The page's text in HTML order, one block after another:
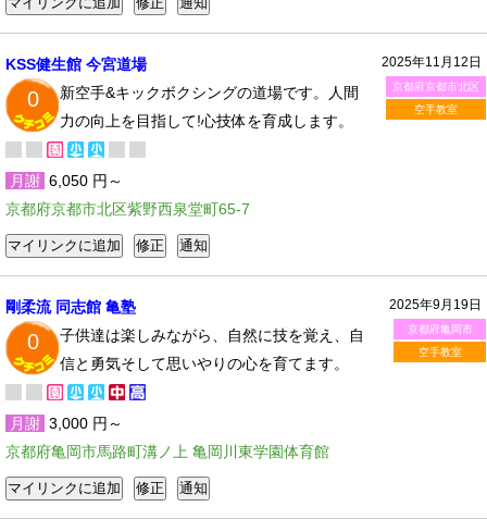
2025年11月12日
京都府京都市北区
空手教室
KSS健生館 今宮道場
0
新空手&キックボクシングの道場です。人間
力の向上を目指して!心技体を育成します。
月謝 6,050 円～
京都府京都市北区紫野西泉堂町65-7
2025年9月19日
京都府亀岡市
空手教室
剛柔流 同志館 亀塾
0
子供達は楽しみながら、自然に技を覚え、自
信と勇気そして思いやりの心を育てます。
月謝 3,000 円～
京都府亀岡市馬路町溝ノ上 亀岡川東学園体育館